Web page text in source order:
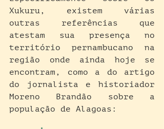
Xukuru, existem várias
outras referências que
atestam sua presença no
território pernambucano na
região onde ainda hoje se
encontram, como a do artigo
do jornalista e historiador
Moreno Brandão sobre a
população de Alagoas: